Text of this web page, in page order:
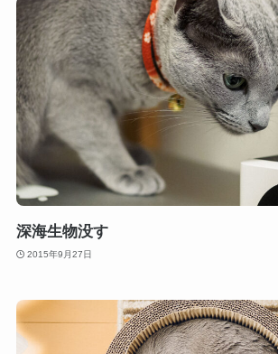
深海生物没す
2015年9月27日